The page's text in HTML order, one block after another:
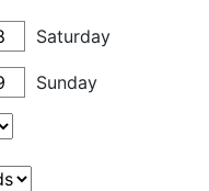
Saturday
Sunday